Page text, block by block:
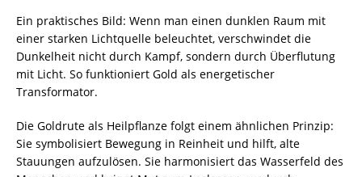
Ein praktisches Bild: Wenn man einen dunklen Raum mit
einer starken Lichtquelle beleuchtet, verschwindet die
Dunkelheit nicht durch Kampf, sondern durch Überflutung
mit Licht. So funktioniert Gold als energetischer
Transformator.
Die Goldrute als Heilpflanze folgt einem ähnlichen Prinzip:
Sie symbolisiert Bewegung in Reinheit und hilft, alte
Stauungen aufzulösen. Sie harmonisiert das Wasserfeld des